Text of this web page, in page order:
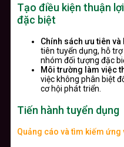
Tạo điều kiện thuận
đặc biệt
Chính sách ưu tiên và
tiên tuyển dụng, hỗ
nhóm đối tượng đặc
Môi trường làm việc
việc không phân biệt
cơ hội phát triển.
Tiến hành tuyển dụng
Quảng cáo và tìm kiếm ứng